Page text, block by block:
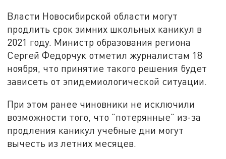
Власти Новосибирской области могут
продлить срок зимних школьных каникул в
2021 году. Министр образования региона
Сергей Федорчук отметил журналистам 18
ноября, что принятие такого решения будет
зависеть от эпидемиологической ситуации.
При этом ранее чиновники не исключили
возможности того, что "потерянные" из-за
продления каникул учебные дни могут
вычесть из летних месяцев.